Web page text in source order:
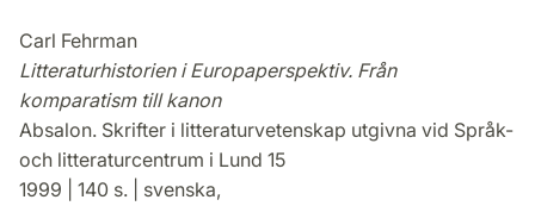
Carl Fehrman
Litteraturhistorien i Europaperspektiv. Från
komparatism till kanon
Absalon. Skrifter i litteraturvetenskap utgivna vid Språk-
och litteraturcentrum i Lund 15
1999 | 140 s. | svenska,